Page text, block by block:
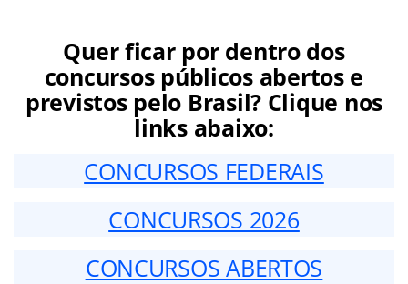
Quer ficar por dentro dos
concursos públicos abertos e
previstos pelo Brasil? Clique nos
links abaixo:
CONCURSOS FEDERAIS
CONCURSOS 2026
CONCURSOS ABERTOS